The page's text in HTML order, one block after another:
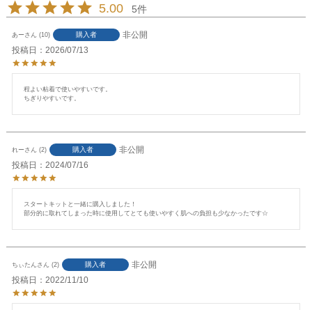
5.00 5
あー 10 購入者
非公開
投稿日
2026/07/13
程よい粘着で使いやすいです。
ちぎりやすいです。
れー 2 購入者
非公開
投稿日
2024/07/16
スタートキットと一緒に購入しました！
部分的に取れてしまった時に使用してとても使いやすく肌への負担も少なかったです☆
ちぃたん 2 購入者
非公開
投稿日
2022/11/10